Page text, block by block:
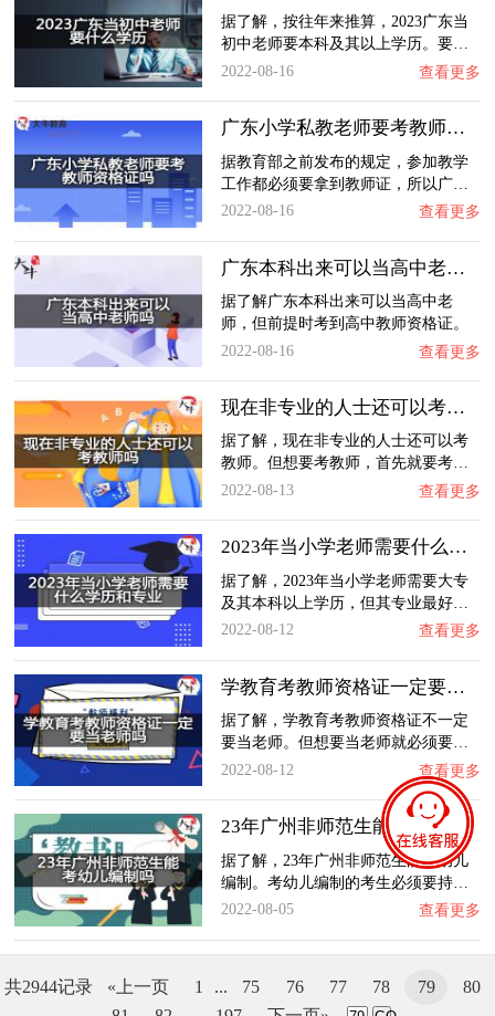
据了解，按往年来推算，2023广东当
初中老师要本科及其以上学历。要…
2022-08-16
查看更多
广东小学私教老师要考教师资格证吗？
据教育部之前发布的规定，参加教学
工作都必须要拿到教师证，所以广…
2022-08-16
查看更多
广东本科出来可以当高中老师吗？
据了解广东本科出来可以当高中老
师，但前提时考到高中教师资格证。
…
2022-08-16 查看更多
现在非专业的人士还可以考教师吗？
据了解，现在非专业的人士还可以考
教师。但想要考教师，首先就要考…
2022-08-13
查看更多
2023年当小学老师需要什么学历和专业？
据了解，2023年当小学老师需要大专
及其本科以上学历，但其专业最好…
2022-08-12
查看更多
学教育考教师资格证一定要当老师吗？
据了解，学教育考教师资格证不一定
要当老师。但想要当老师就必须要…
2022-08-12
查看更多
23年广州非师范生能考幼儿编制吗？
据了解，23年广州非师范生能考幼儿
编制。考幼儿编制的考生必须要持…
2022-08-05
查看更多
共2944记录 «上一页 1 ... 75 76 77 78 79
80